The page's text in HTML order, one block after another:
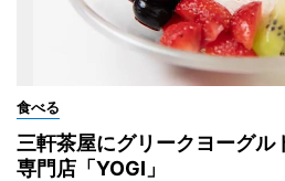
食べる
三軒茶屋にグリークヨーグル
専門店「YOGI」